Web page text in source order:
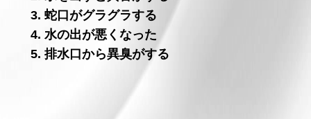
3. 蛇口がグラグラする
4. 水の出が悪くなった
5. 排水口から異臭がする